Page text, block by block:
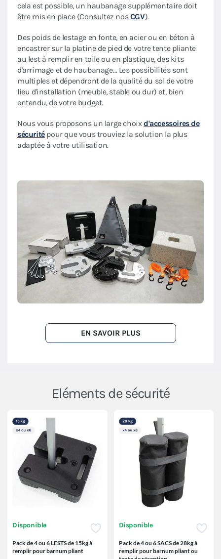
cela est possible, un haubanage supplémentaire doit
être mis en place (Consultez nosCGV).
Des poids de lestage en fonte, en acier ou en béton à
encastrer sur la platine de pied de votre tente pliante
au lest à remplir en toile ou en plastique, des kits
d'arrimage et de haubanage… Les possibilités sont
multiples et dépendront de la qualité du sol de votre
lieu d'installation (meuble, stable ou dur) et, bien
entendu, de votre budget.
Nous vous proposons un large choixd'accessoires de
sécuritépour que vous trouviez la solution la plus
adaptée à votre utilisation.
EN SAVOIR PLUS
Eléments de sécurité
Disponible
Pack de 4 ou 6 LESTS de 15kg à
remplir pour barnum pliant
Disponible
Pack de 4 ou 6 SACS de 28kg à
remplir pour barnum pliant ou